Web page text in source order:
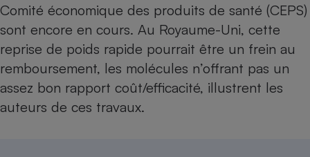
Comité économique des produits de santé (CEPS)
sont encore en cours. Au Royaume-Uni, cette
reprise de poids rapide pourrait être un frein au
remboursement, les molécules n’offrant pas un
assez bon rapport coût/efficacité, illustrent les
auteurs de ces travaux.